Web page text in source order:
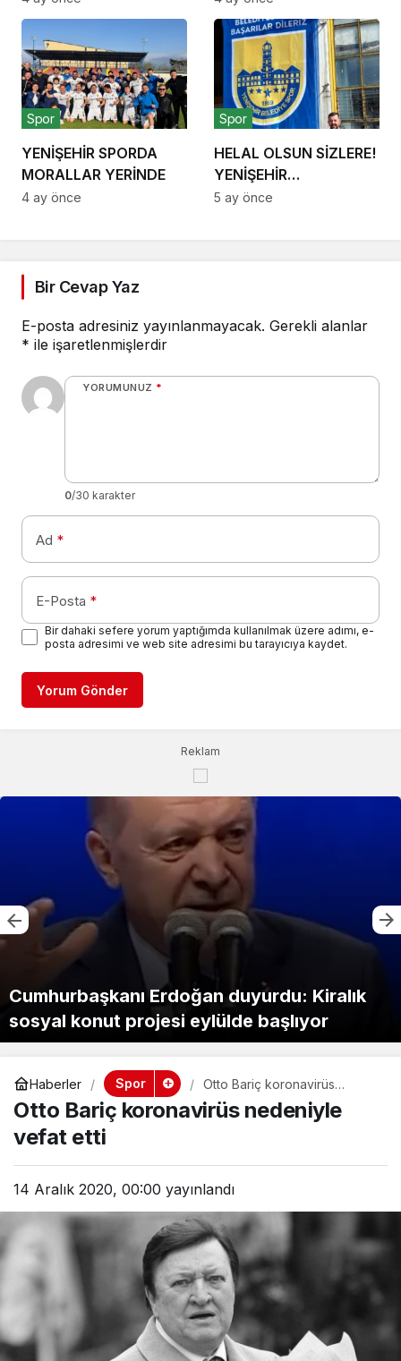
YENİŞEHİR SPORDA
MORALLAR YERİNDE
Spor
4 ay önce
HELAL OLSUN SİZLERE!
YENİŞEHİR
BAYRAKLARLA
Spor
5 ay önce
Bir Cevap Yaz
E-posta adresiniz yayınlanmayacak. Gerekli alanlar
* ile işaretlenmişlerdir
YORUMUNUZ *
0/30 karakter
Ad *
E-Posta *
Bir dahaki sefere yorum yaptığımda kullanılmak üzere adımı, e-
posta adresimi ve web site adresimi bu tarayıcıya kaydet.
Yorum Gönder
Reklam
Cumhurbaşkanı Erdoğan duyurdu: Kiralık
sosyal konut projesi eylülde başlıyor
Haberler Spor
Otto Bariç koronavirüs
nedeniyle vefat etti
Otto Bariç koronavirüs nedeniyle
vefat etti
14 Aralık 2020, 00:00 yayınlandı